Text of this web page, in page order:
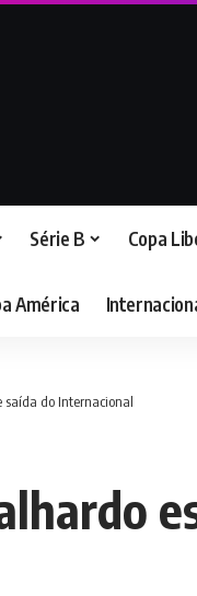
Série B Copa
América
do Internacional